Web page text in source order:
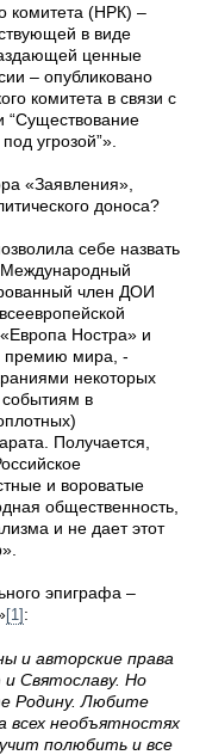
комитета (НРК) –
в виде
ценные
– опубликовано
комитета в связи с
“Существование
угрозой”».
«Заявления»,
доноса?
себе назвать
член ДОИ
Ностра» и
премию мира, -
некоторых
в
Получается,
и вороватые
общественность,
и не дает этот
эпиграфа –
[1] :
и авторские права
Святославу. Но
Родину. Любите
всех необъятностях
полюбить и все